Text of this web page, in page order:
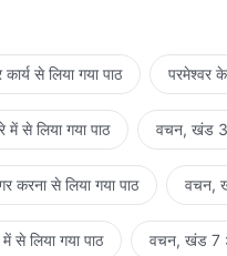
से लिया गया पाठ परमेश्वर
से लिया गया पाठ वचन, खंड 3
करना से लिया गया पाठ वचन,
लिया गया पाठ वचन, खंड 7 :